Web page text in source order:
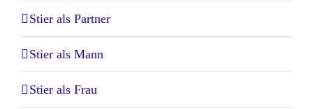
Stier als Partner
Stier als Mann
Stier als Frau